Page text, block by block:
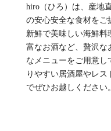
hiro（ひろ）は、産地
の安心安全な食材をご
新鮮で美味しい海鮮料
富なお酒など、贅沢な
なメニューをご用意
りやすい居酒屋やレ
でぜひお越しください。